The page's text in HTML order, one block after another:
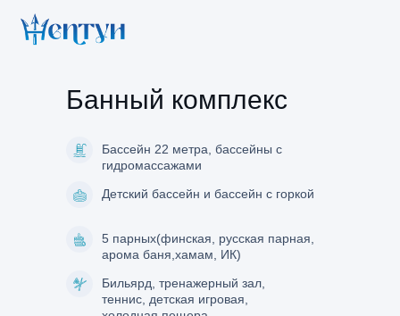
Банный комплекс
Бассейн 22 метра, бассейны с
гидромассажами
Детский бассейн и бассейн с горкой
5 парных(финская, русская парная,
арома баня,хамам, ИК)
Бильярд, тренажерный зал,
теннис, детская игровая,